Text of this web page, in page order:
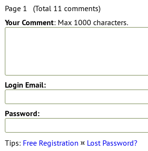
Page 1 (Total 11 comments)
Your Comment: Max 1000 characters.
Login Email:
Password:
Tips: Free Registration ¤ Lost Password?